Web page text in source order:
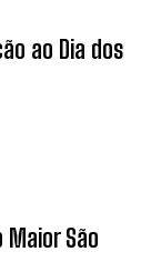
ao Dia dos
São